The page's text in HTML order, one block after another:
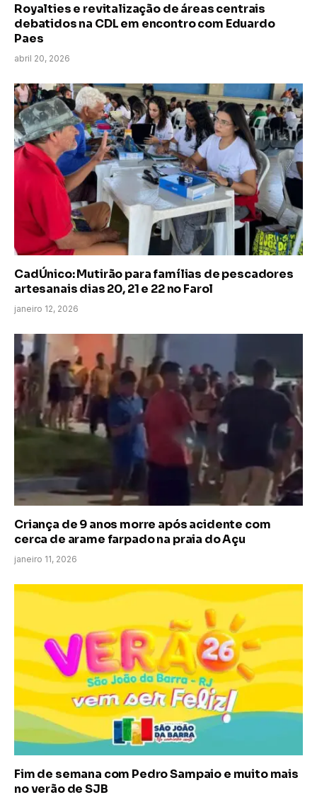
Royalties e revitalização de áreas centrais
debatidos na CDL em encontro com Eduardo
Paes
abril 20, 2026
CadÚnico: Mutirão para famílias de pescadores
artesanais dias 20, 21 e 22 no Farol
janeiro 12, 2026
Criança de 9 anos morre após acidente com
cerca de arame farpado na praia do Açu
janeiro 11, 2026
Fim de semana com Pedro Sampaio e muito mais
no verão de SJB